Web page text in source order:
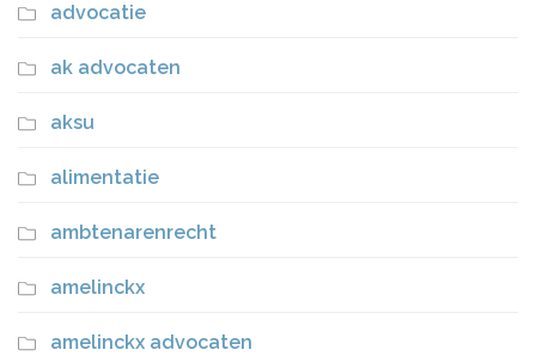
advocatie
ak advocaten
aksu
alimentatie
ambtenarenrecht
amelinckx
amelinckx advocaten